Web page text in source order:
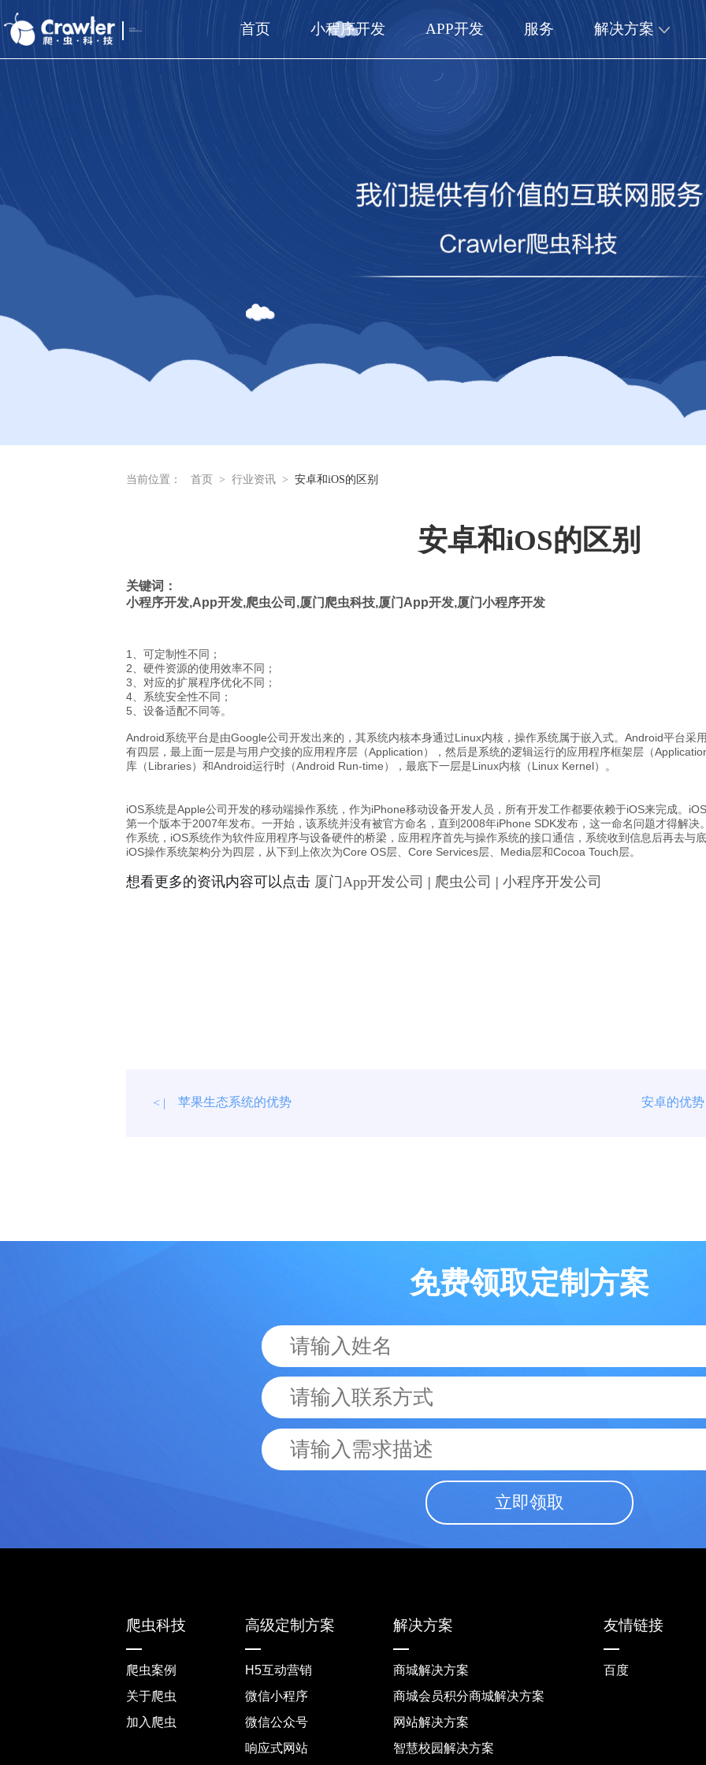
首页 小程序开发 APP开发 服务 解决方案
当前位置： 首页 > 行业资讯 > 安卓和iOS的区别
安卓和iOS的区别
关键词：
小程序开发,App开发,爬虫公司 ,厦门爬虫科技,厦门 App开发,厦门小程序开发
1、可定制性不同；
2、硬件资源的使用效率不同；
3、对应的扩展程序优化不同；
4、系统安全性不同；
5、设备适配不同等。
Android系统平台是由Google公司开发出来的，其系统内核本身通过Linux内核，操作系统属于嵌入式。Android平台采
有四层，最上面一层是与用户交接的应用程序层（Application），然后是系统的逻辑运行的应用程序框架层（
库（Libraries）和Android运行时（Android Run-time），最底下一层是Linux内核（Linux Kernel）。
iOS系统是Apple公司开发的移动端操作系统，作为iPhone移动设备开发人员，所有开发工作都要依赖于iOS来完成。
第一个版本于2007年发布。一开始，该系统并没有被官方命名，直到2008年iPhone SDK发布，这一命名问题才得解
作系统，iOS系统作为软件应用程序与设备硬件的桥梁，应用程序首先与操作系统的接口通信，系统收到信息后再去与
iOS操作系统架构分为四层，从下到上依次为Core OS层、Core Services层、Media层和Cocoa Touch层。
想看更多的资讯内容可以点击 厦门App开发公司 | 爬虫公司 | 小程序开发公司
< | 苹果生态系统的优势 安卓的优势
免费领取定制方案
立即领取
爬虫科技
爬虫案例
关于爬虫
加入爬虫
高级定制方案
H5互动营销
微信小程序
微信公众号
响应式网站
解决方案
商城解决方案
商城会员积分商城解决方案
网站解决方案
智慧校园解决方案
友情链接
百度